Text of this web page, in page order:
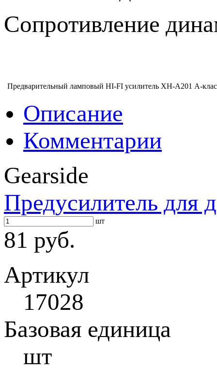
Сопротивление
Предварительный ламповый HI-FI усилитель XH-A201 А-
Описание
Комментарии
Gearside
Предусилитель для
шт
81 руб.
Артикул
17028
Базовая единица
шт